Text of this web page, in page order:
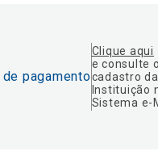
pagamento
Clique aqui
e consulte o
cadastro da
Instituição
Sistema e-